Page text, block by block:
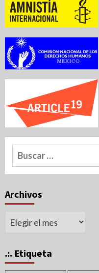
Buscar:
Archivos
Archivos
.:. Etiqueta